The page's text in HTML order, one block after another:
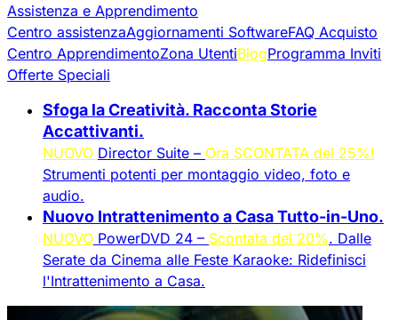
Assistenza e Apprendimento
Centro assistenzaAggiornamenti SoftwareFAQ Acquisto
Centro ApprendimentoZona UtentiBlogProgramma Inviti
Offerte Speciali
Sfoga la Creatività. Racconta Storie
Accattivanti.
NUOVO Director Suite – Ora SCONTATA del 25%!
Strumenti potenti per montaggio video, foto e
audio.
Nuovo Intrattenimento a Casa Tutto-in-Uno.
NUOVO PowerDVD 24 – Scontata del 20%. Dalle
Serate da Cinema alle Feste Karaoke: Ridefinisci
l'Intrattenimento a Casa.